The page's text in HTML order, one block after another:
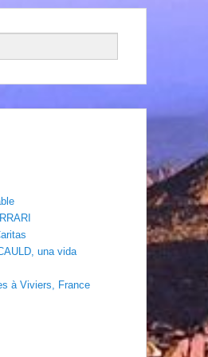
una vida
à Viviers, France